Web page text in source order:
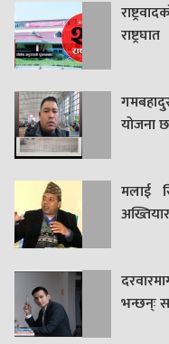
राष्ट्रघात
याेजना
मलाई
भन्छन्ः